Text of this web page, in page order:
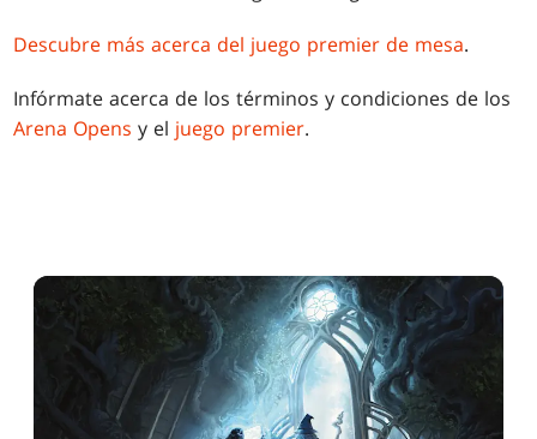
Descubre más acerca del juego premier de mesa.
Infórmate acerca de los términos y condiciones de los
Arena Opens y el juego premier.